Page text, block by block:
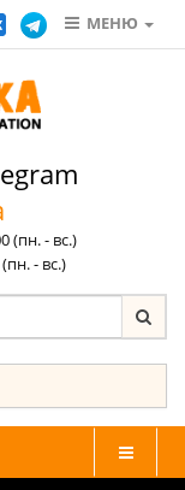
МЕНЮ
(пн. - вс.)
- вс.)